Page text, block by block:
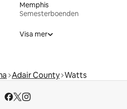
Memphis
Semesterboenden
Visa mer
Adair County Watts